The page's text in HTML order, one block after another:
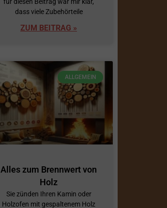
dass viele Zubehörteile
ZUM BEITRAG »
ALLGEMEIN
Alles zum Brennwert von
Holz
Sie zünden Ihren Kamin oder
Holzofen mit gespaltenem Holz